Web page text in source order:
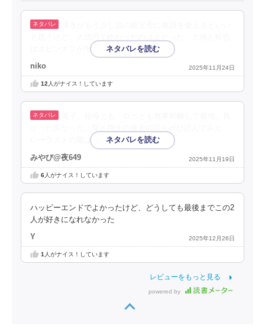
はスピンオフが出そう。
niko 2025年11月24日
12人がナイス！しています
い〜ラストの龍は美しすぎるね。
みやび@夜649 2025年11月19日
6人がナイス！しています
ハッピーエンドでよかったけど、どうしても最後までこの2
人が好きになれなかった
Y 2025年12月26日
1人がナイス！しています
レビューをもっと見る
powered by